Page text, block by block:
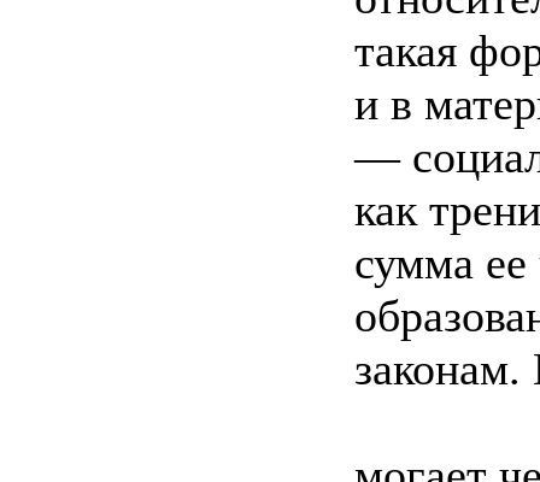
такая
и в
—
как
сумма
законам.